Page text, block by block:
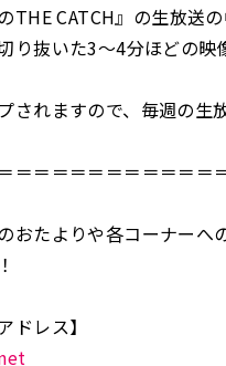
THE CATCH』の生放送の
り抜いた3～4分ほどの映
されますので、毎週の生
＝＝＝＝＝＝＝＝＝＝＝
おたよりや各コーナーへ
ドレス】